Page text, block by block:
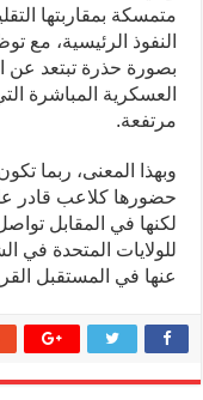
متمسكة بمقاربتها
النفوذ الرئيسية، مع
بصورة حذرة تبتعد عن
العسكرية المباشرة
مرتفعة.
وبهذا المعنى، ربما
حضورها كلاعب قادر
لكنها في المقابل
للولايات المتحدة في
عنها في المستقبل